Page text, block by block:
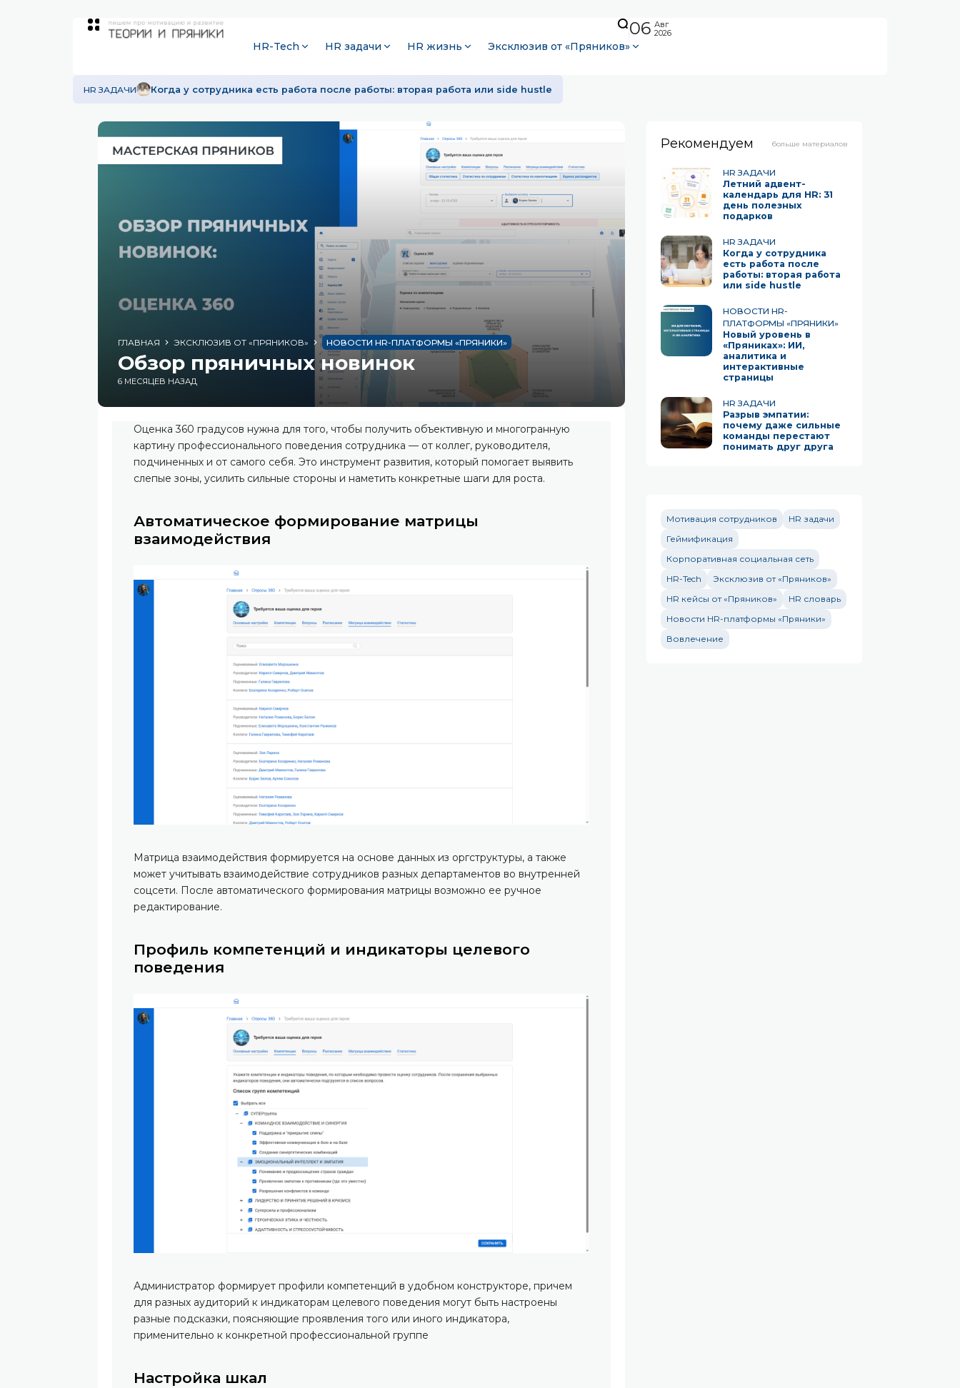
HR-Tech HR задачи HR жизнь Эксклюзив от «Пряников»
06 Авг
2026
HR ЗАДАЧИ Когда у сотрудника есть работа после работы: вторая работа или side hustle
ГЛАВНАЯ ЭКСКЛЮЗИВ ОТ «ПРЯНИКОВ» НОВОСТИ HR-ПЛАТФОРМЫ «ПРЯНИКИ»
Обзор пряничных новинок
6 МЕСЯЦЕВ НАЗАД
Оценка 360 градусов нужна для того, чтобы получить объективную и многогранную
картину профессионального поведения сотрудника — от коллег, руководителя,
подчиненных и от самого себя. Это инструмент развития, который помогает выявить
слепые зоны, усилить сильные стороны и наметить конкретные шаги для роста.
Автоматическое формирование матрицы
взаимодействия
Матрица взаимодействия формируется на основе данных из оргструктуры, а также
может учитывать взаимодействие сотрудников разных департаментов во внутренней
соцсети. После автоматического формирования матрицы возможно ее ручное
редактирование.
Профиль компетенций и индикаторы целевого
поведения
Администратор формирует профили компетенций в удобном конструкторе, причем
для разных аудиторий к индикаторам целевого поведения могут быть настроены
разные подсказки, поясняющие проявления того или иного индикатора,
применительно к конкретной профессиональной группе
Настройка шкал
Рекомендуем больше материалов
HR ЗАДАЧИ
Летний адвент-
календарь для HR: 31
день полезных
подарков
HR ЗАДАЧИ
Когда у сотрудника
есть работа после
работы: вторая работа
или side hustle
НОВОСТИ HR-
ПЛАТФОРМЫ «ПРЯНИКИ»
Новый уровень в
«Пряниках»: ИИ,
аналитика и
интерактивные
страницы
HR ЗАДАЧИ
Разрыв эмпатии:
почему даже сильные
команды перестают
понимать друг друга
Мотивация сотрудников
HR задачи
Геймификация
Корпоративная социальная сеть
HR-Tech
Эксклюзив от «Пряников»
HR кейсы от «Пряников»
HR словарь
Новости HR-платформы «Пряники»
Вовлечение